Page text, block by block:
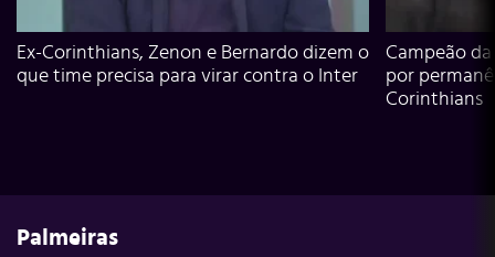
Ex-Corinthians, Zenon e Bernardo dizem o
que time precisa para virar contra o Inter
Campeão
por
Corinthians
Palmeiras